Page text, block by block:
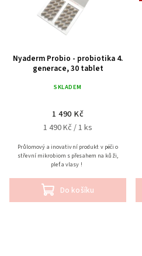
Nyaderm Probio - probiotika 4.
generace, 30 tablet
SKLADEM
1 490 Kč
1 490 Kč / 1 ks
Do košíku
Průlomový a inovativní produkt v péči o
střevní mikrobiom s přesahem na kůži,
pleť a vlasy !